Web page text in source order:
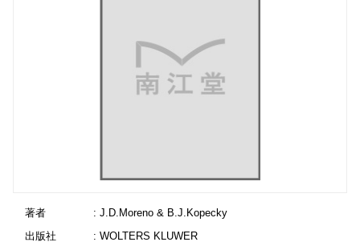
著者
: J.D.Moreno & B.J.Kopecky
出版社
: WOLTERS KLUWER